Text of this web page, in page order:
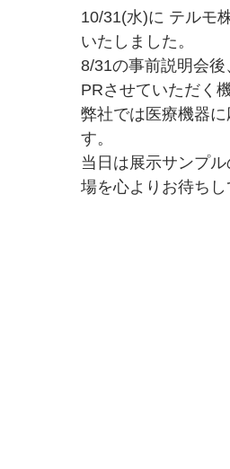
10/31(水)に テルモ
いたしました。
8/31の事前説明会
PRさせていただく
弊社では医療機器
す。
当日は展示サンプ
場を心よりお待ち